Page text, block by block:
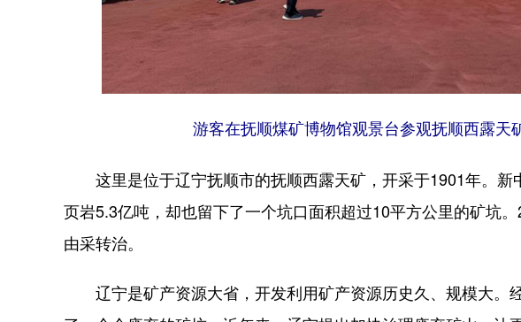
游客在抚顺煤矿博物馆观景台参观抚顺西露天
这里是位于辽宁抚顺市的抚顺西露天矿，开采于1901年。新
页岩5.3亿吨，却也留下了一个坑口面积超过10平方公里的矿坑
由采转治。
辽宁是矿产资源大省，开发利用矿产资源历史久、规模大。